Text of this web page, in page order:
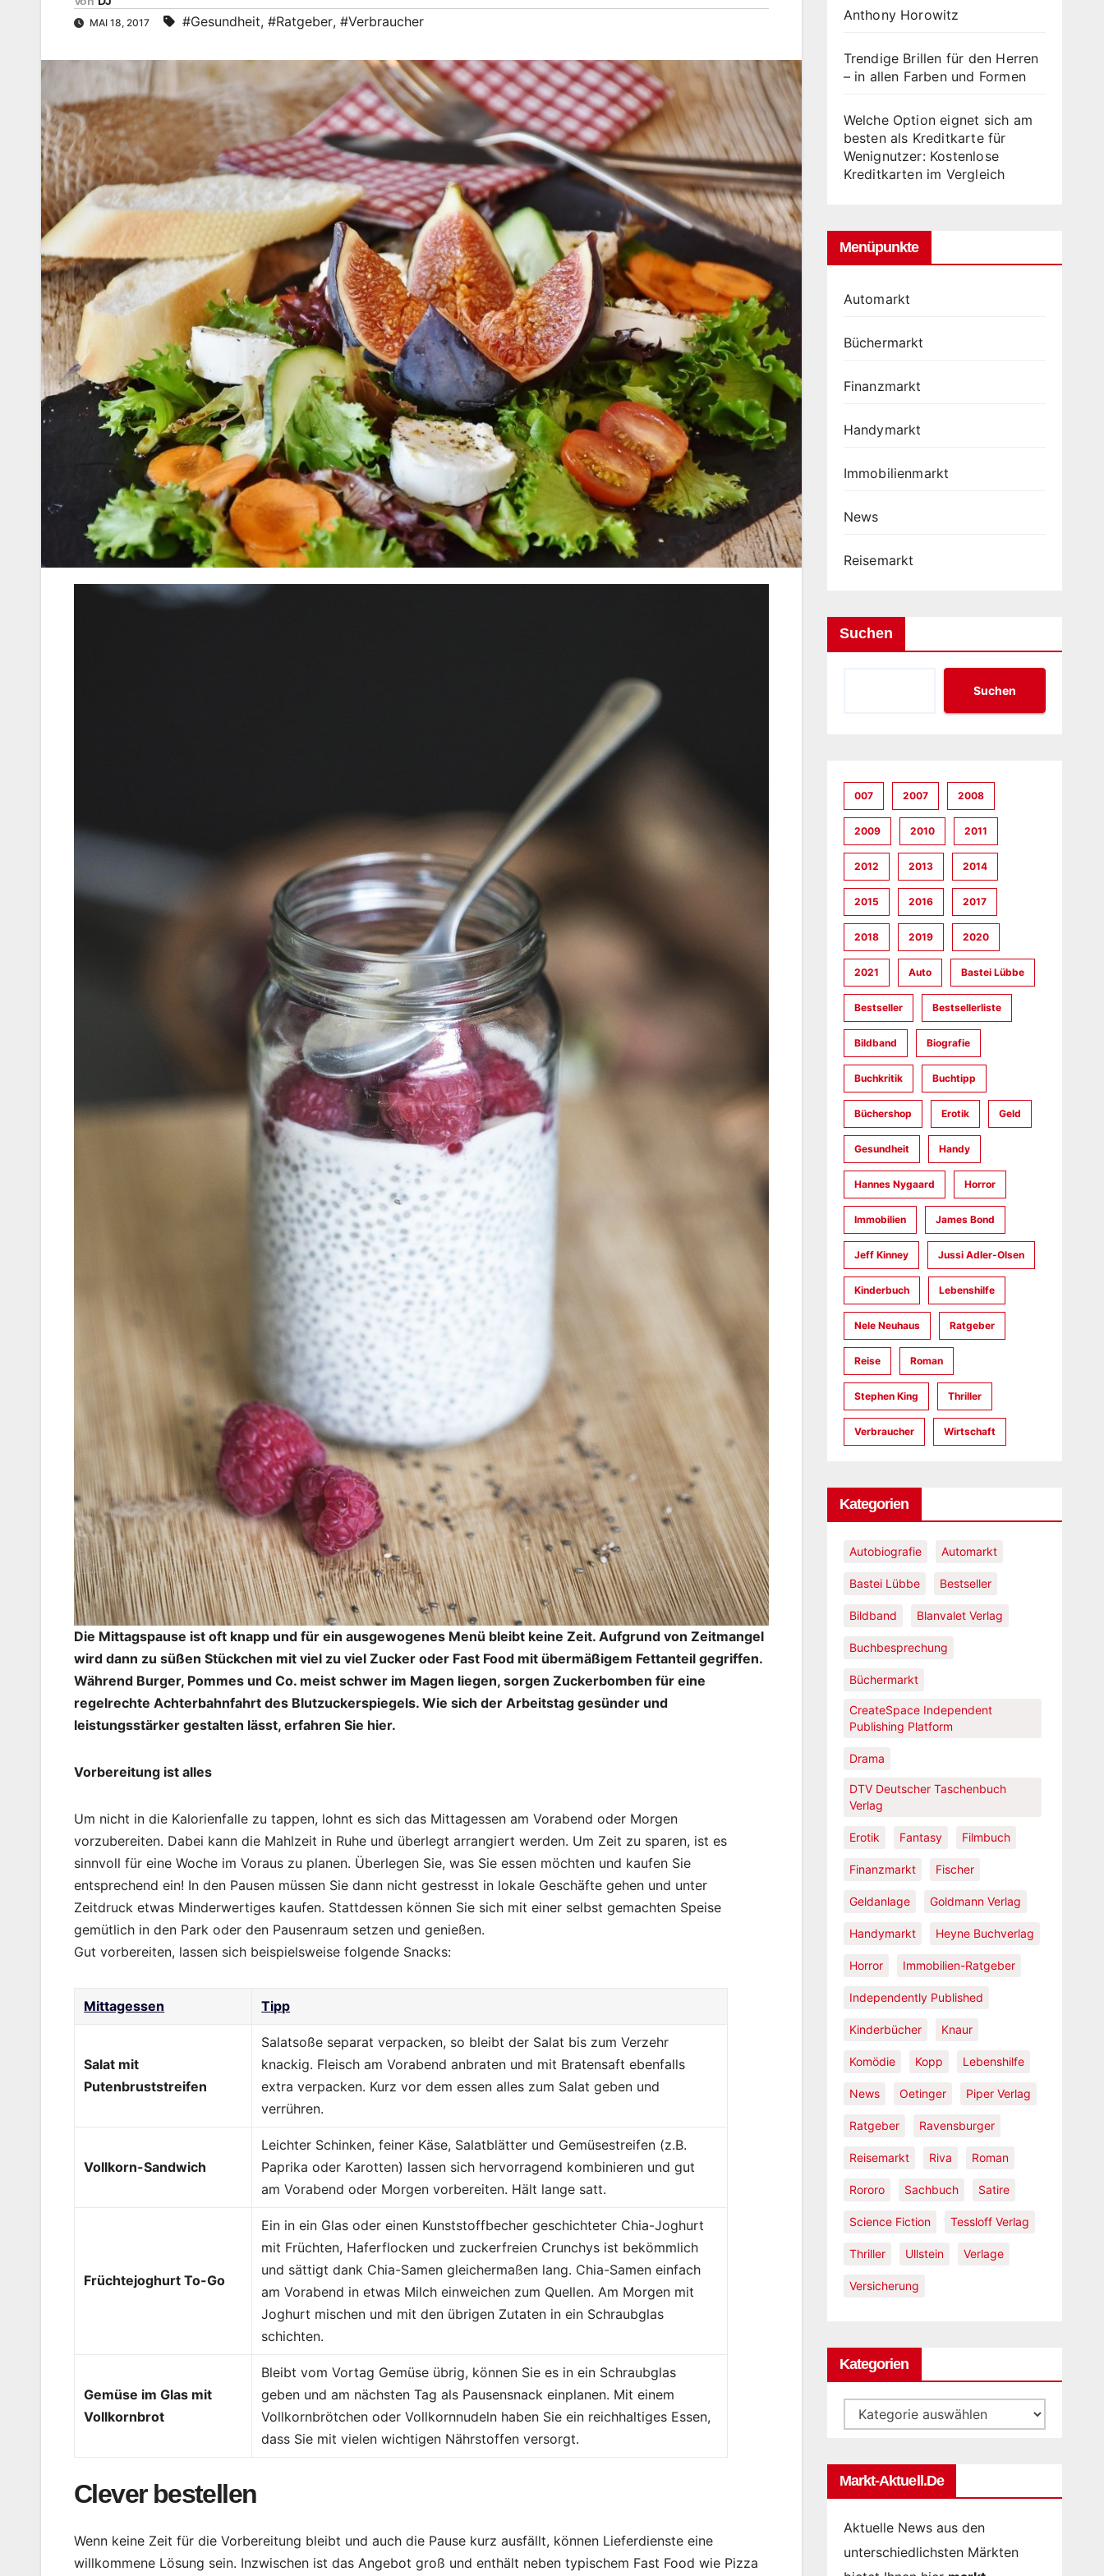
MAI 18, 2017 #Gesundheit, #Ratgeber, #Verbraucher
Die Mittagspause ist oft knapp und für ein ausgewogenes Menü bleibt keine Zeit. Aufgrund von Zeitmangel
wird dann zu süßen Stückchen mit viel zu viel Zucker oder Fast Food mit übermäßigem Fettanteil gegriffen.
Während Burger, Pommes und Co. meist schwer im Magen liegen, sorgen Zuckerbomben für eine
regelrechte Achterbahnfahrt des Blutzuckerspiegels. Wie sich der Arbeitstag gesünder und
leistungsstärker gestalten lässt, erfahren Sie hier.
Vorbereitung ist alles
Um nicht in die Kalorienfalle zu tappen, lohnt es sich das Mittagessen am Vorabend oder Morgen
vorzubereiten. Dabei kann die Mahlzeit in Ruhe und überlegt arrangiert werden. Um Zeit zu sparen, ist es
sinnvoll für eine Woche im Voraus zu planen. Überlegen Sie, was Sie essen möchten und kaufen Sie
entsprechend ein! In den Pausen müssen Sie dann nicht gestresst in lokale Geschäfte gehen und unter
Zeitdruck etwas Minderwertiges kaufen. Stattdessen können Sie sich mit einer selbst gemachten Speise
gemütlich in den Park oder den Pausenraum setzen und genießen.
Gut vorbereiten, lassen sich beispielsweise folgende Snacks:
Mittagessen Tipp
Salat mit
Putenbruststreifen
Salatsoße separat verpacken, so bleibt der Salat bis zum Verzehr
knackig. Fleisch am Vorabend anbraten und mit Bratensaft ebenfalls
extra verpacken. Kurz vor dem essen alles zum Salat geben und
verrühren.
Vollkorn-Sandwich
Leichter Schinken, feiner Käse, Salatblätter und Gemüsestreifen (z.B.
Paprika oder Karotten) lassen sich hervorragend kombinieren und gut
am Vorabend oder Morgen vorbereiten. Hält lange satt.
Früchtejoghurt To-Go
Ein in ein Glas oder einen Kunststoffbecher geschichteter Chia-Joghurt
mit Früchten, Haferflocken und zuckerfreien Crunchys ist bekömmlich
und sättigt dank Chia-Samen gleichermaßen lang. Chia-Samen einfach
am Vorabend in etwas Milch einweichen zum Quellen. Am Morgen mit
Joghurt mischen und mit den übrigen Zutaten in ein Schraubglas
schichten.
Gemüse im Glas mit
Vollkornbrot
Bleibt vom Vortag Gemüse übrig, können Sie es in ein Schraubglas
geben und am nächsten Tag als Pausensnack einplanen. Mit einem
Vollkornbrötchen oder Vollkornnudeln haben Sie ein reichhaltiges Essen,
dass Sie mit vielen wichtigen Nährstoffen versorgt.
Clever bestellen
Wenn keine Zeit für die Vorbereitung bleibt und auch die Pause kurz ausfällt, können Lieferdienste eine
willkommene Lösung sein. Inzwischen ist das Angebot groß und enthält neben typischem Fast Food wie Pizza
Anthony Horowitz
Trendige Brillen für den Herren
– in allen Farben und Formen
Welche Option eignet sich am
besten als Kreditkarte für
Wenignutzer: Kostenlose
Kreditkarten im Vergleich
Menüpunkte
Automarkt
Büchermarkt
Finanzmarkt
Handymarkt
Immobilienmarkt
News
Reisemarkt
Suchen
Suchen
007 2007 2008
2009 2010 2011
2012 2013 2014
2015 2016 2017
2018 2019 2020
2021 Auto Bastei Lübbe
Bestseller Bestsellerliste
Bildband Biografie
Buchkritik Buchtipp
Büchershop Erotik Geld
Gesundheit Handy
Hannes Nygaard Horror
Immobilien James Bond
Jeff Kinney Jussi Adler-Olsen
Kinderbuch Lebenshilfe
Nele Neuhaus Ratgeber
Reise Roman
Stephen King Thriller
Verbraucher Wirtschaft
Kategorien
Autobiografie Automarkt
Bastei Lübbe Bestseller
Bildband Blanvalet Verlag
Buchbesprechung
Büchermarkt
CreateSpace Independent
Publishing Platform
Drama
DTV Deutscher Taschenbuch
Verlag
Erotik Fantasy Filmbuch
Finanzmarkt Fischer
Geldanlage Goldmann Verlag
Handymarkt Heyne Buchverlag
Horror Immobilien-Ratgeber
Independently Published
Kinderbücher Knaur
Komödie Kopp Lebenshilfe
News Oetinger Piper Verlag
Ratgeber Ravensburger
Reisemarkt Riva Roman
Rororo Sachbuch Satire
Science Fiction Tessloff Verlag
Thriller Ullstein Verlage
Versicherung
Kategorien
Kategorien
Markt-Aktuell.de
Aktuelle News aus den
unterschiedlichsten Märkten